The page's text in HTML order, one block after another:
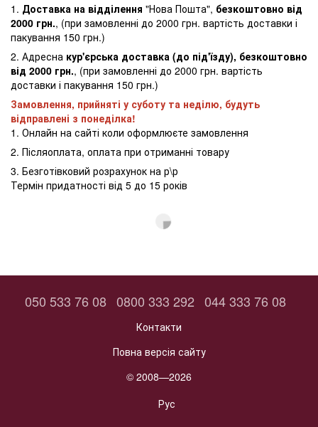
1. Доставка на відділення "Нова Пошта", безкоштовно від
2000 грн., (при замовленні до 2000 грн. вартість доставки і
пакування 150 грн.)
2. Адресна кур'єрська доставка (до під'їзду), безкоштовно
від 2000 грн., (при замовленні до 2000 грн. вартість
доставки і пакування 150 грн.)
Замовлення, прийняті у суботу та неділю, будуть
відправлені з понеділка!
1. Онлайн на сайті коли оформлюєте замовлення
2. Післяоплата, оплата при отриманні товару
3. Безготівковий розрахунок на р\р
Термін придатності від 5 до 15 років
050 533 76 08 0800 333 292 044 333 76 08
Контакти
Повна версія сайту
© 2008—2026
Рус